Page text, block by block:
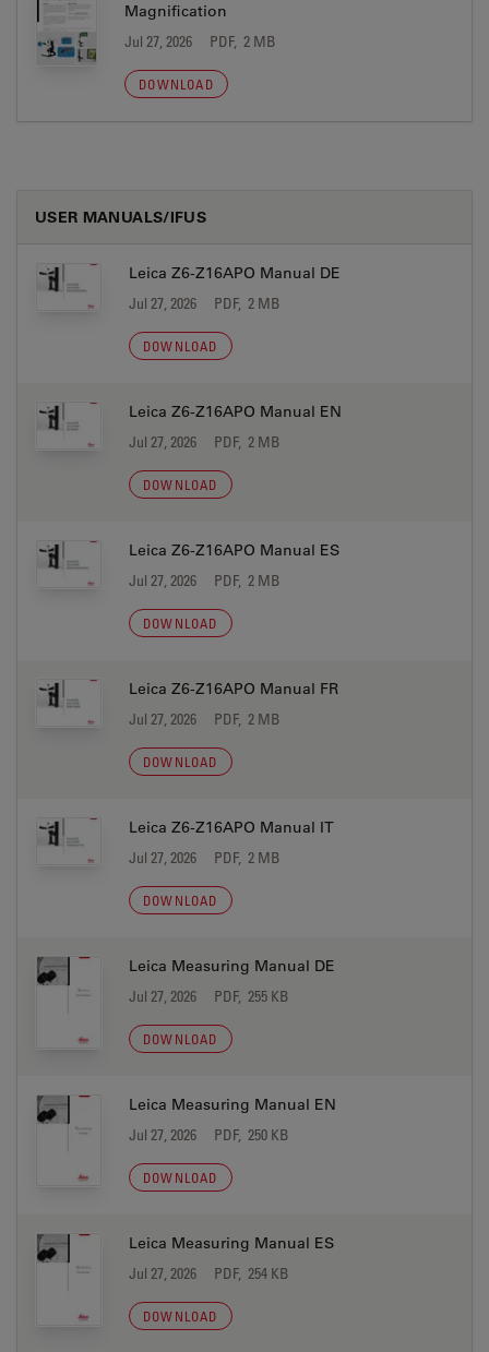
Magnification
Jul 27, 2026 PDF, 2 MB
DOWNLOAD
USER MANUALS/IFUS
Leica Z6-Z16APO Manual DE
Jul 27, 2026 PDF, 2 MB
DOWNLOAD
Leica Z6-Z16APO Manual EN
Jul 27, 2026 PDF, 2 MB
DOWNLOAD
Leica Z6-Z16APO Manual ES
Jul 27, 2026 PDF, 2 MB
DOWNLOAD
Leica Z6-Z16APO Manual FR
Jul 27, 2026 PDF, 2 MB
DOWNLOAD
Leica Z6-Z16APO Manual IT
Jul 27, 2026 PDF, 2 MB
DOWNLOAD
Leica Measuring Manual DE
Jul 27, 2026 PDF, 255 KB
DOWNLOAD
Leica Measuring Manual EN
Jul 27, 2026 PDF, 250 KB
DOWNLOAD
Leica Measuring Manual ES
Jul 27, 2026 PDF, 254 KB
DOWNLOAD